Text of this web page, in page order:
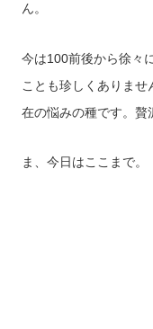
ん。
今は100前後から徐々
ことも珍しくありま
在の悩みの種です。贅
ま、今日はここまで。